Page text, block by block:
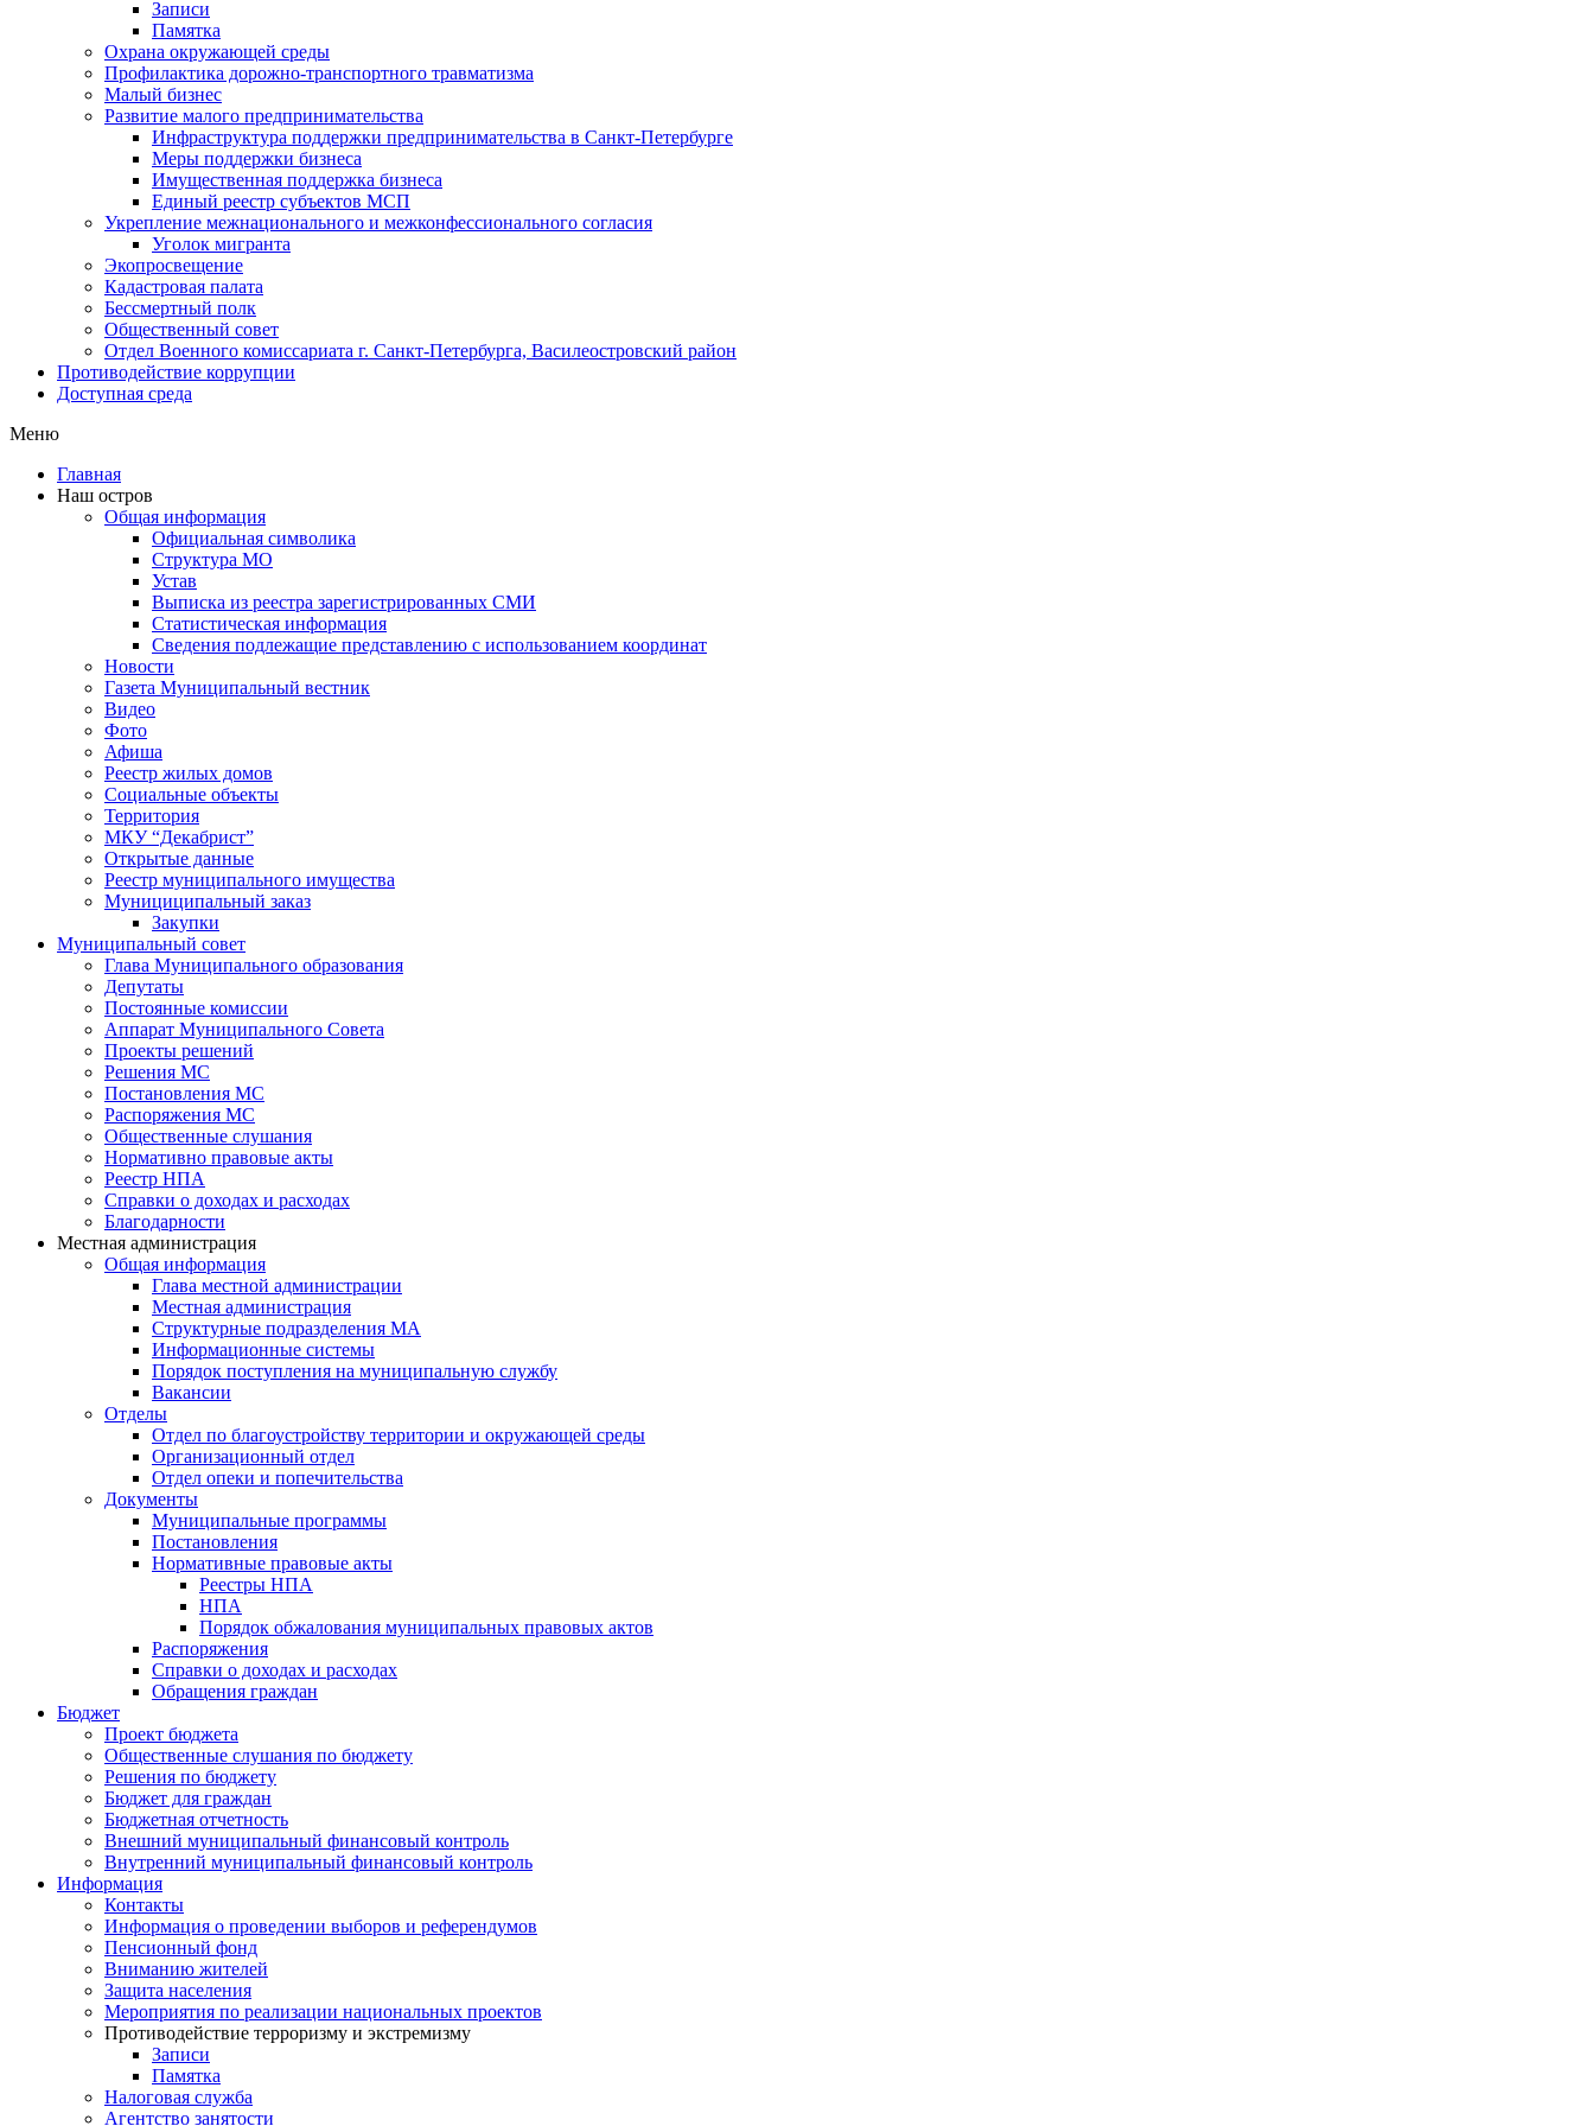
Записи
Памятка
Охрана окружающей среды
Профилактика дорожно-транспортного травматизма
Малый бизнес
Развитие малого предпринимательства
Инфраструктура поддержки предпринимательства в Санкт-Петербурге
Меры поддержки бизнеса
Имущественная поддержка бизнеса
Единый реестр субъектов МСП
Укрепление межнационального и межконфессионального согласия
Уголок мигранта
Экопросвещение
Кадастровая палата
Бессмертный полк
Общественный совет
Отдел Военного комиссариата г. Санкт-Петербурга, Василеостровский район
Противодействие коррупции
Доступная среда
Меню
Главная
Наш остров
Общая информация
Официальная символика
Структура МО
Устав
Выписка из реестра зарегистрированных СМИ
Статистическая информация
Сведения подлежащие представлению с использованием координат
Новости
Газета Муниципальный вестник
Видео
Фото
Афиша
Реестр жилых домов
Социальные объекты
Территория
МКУ “Декабрист”
Открытые данные
Реестр муниципального имущества
Мунициципальный заказ
Закупки
Муниципальный совет
Глава Муниципального образования
Депутаты
Постоянные комиссии
Аппарат Муниципального Совета
Проекты решений
Решения МС
Постановления МС
Распоряжения МС
Общественные слушания
Нормативно правовые акты
Реестр НПА
Справки о доходах и расходах
Благодарности
Местная администрация
Общая информация
Глава местной администрации
Местная администрация
Структурные подразделения МА
Информационные системы
Порядок поступления на муниципальную службу
Вакансии
Отделы
Отдел по благоустройству территории и окружающей среды
Организационный отдел
Отдел опеки и попечительства
Документы
Муниципальные программы
Постановления
Нормативные правовые акты
Реестры НПА
НПА
Порядок обжалования муниципальных правовых актов
Распоряжения
Справки о доходах и расходах
Обращения граждан
Бюджет
Проект бюджета
Общественные слушания по бюджету
Решения по бюджету
Бюджет для граждан
Бюджетная отчетность
Внешний муниципальный финансовый контроль
Внутренний муниципальный финансовый контроль
Информация
Контакты
Информация о проведении выборов и референдумов
Пенсионный фонд
Вниманию жителей
Защита населения
Мероприятия по реализации национальных проектов
Противодействие терроризму и экстремизму
Записи
Памятка
Налоговая служба
Агентство занятости